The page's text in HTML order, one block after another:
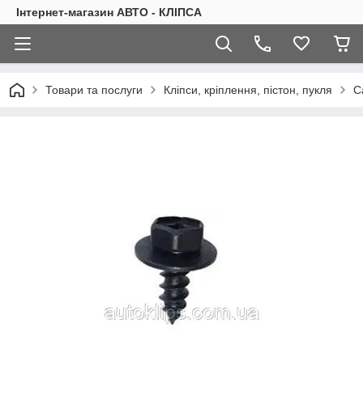
Інтернет-магазин АВТО - КЛІПСА
Товари та послуги Кліпси, кріплення, пістон, пукля